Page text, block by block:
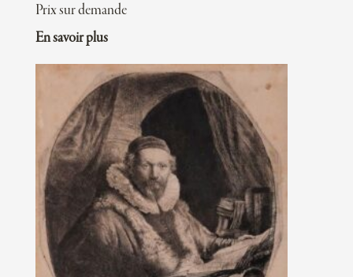
Prix sur demande
En savoir plus